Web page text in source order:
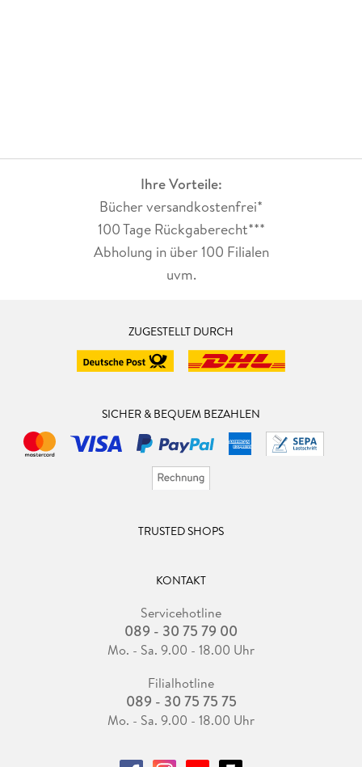
Ihre Vorteile:
Bücher versandkostenfrei*
100 Tage Rückgaberecht***
Abholung in über 100 Filialen
uvm.
ZUGESTELLT DURCH
SICHER & BEQUEM BEZAHLEN
TRUSTED SHOPS
KONTAKT
Servicehotline
089 - 30 75 79 00
Mo. - Sa. 9.00 - 18.00 Uhr
Filialhotline
089 - 30 75 75 75
Mo. - Sa. 9.00 - 18.00 Uhr